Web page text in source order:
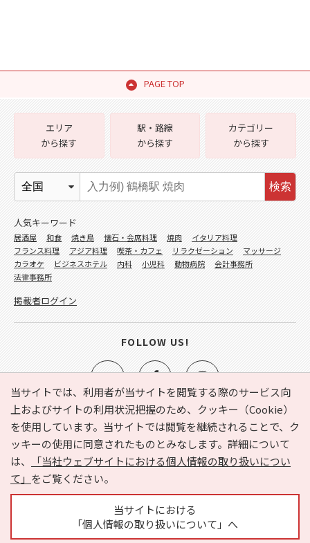
PAGE TOP
当サイトでは、利用者が当サイトを閲覧する際のサービス向
上およびサイトの利用状況把握のため、クッキー（Cookie）
を使用しています。当サイトでは閲覧を継続されることで、ク
ッキーの使用に同意されたものとみなします。詳細について
は、
「当社ウェブサイトにおける個人情報の取り扱いについ
て」 をご覧ください。
当サイトにおける
「個人情報の取り扱いについて」へ
e-NAVITA（イーナビタ）とは？ お気に入り
ヘルプ
利用規約
個人情報の取り扱いについて
運営会社
サイトマップ
広告掲載に関するお問い合わせ
エリア
から探す
駅・路線
から探す
カテゴリー
から探す
検索
人気キーワード
居酒屋 和食 焼き鳥 懐石・会席料理 焼肉
イタリア料理
フランス料理
アジア料理 喫茶・カフェ リラクゼーション
マッサージ
カラオケ
ビジネスホテル 内科 小児科 動物病院
会計事務所
法律事務所
掲載者ログイン
FOLLOW US!